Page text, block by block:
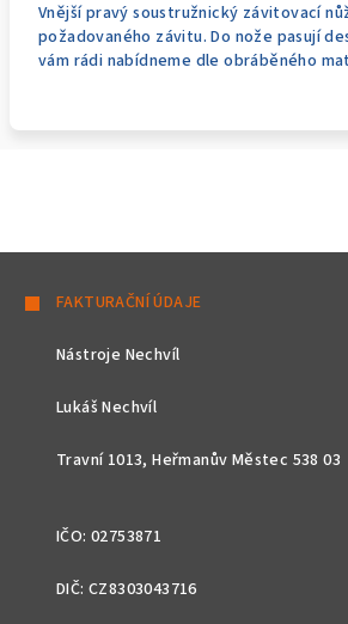
Vnější pravý soustružnický závitovací
požadovaného závitu. Do nože pasují
vám rádi nabídneme dle obráběného
FAKTURAČNÍ ÚDAJE
Nástroje Nechvíl
Lukáš Nechvíl
Travní 1013, Heřmanův Městec 538 03
IČO: 02753871
DIČ: CZ8303043716